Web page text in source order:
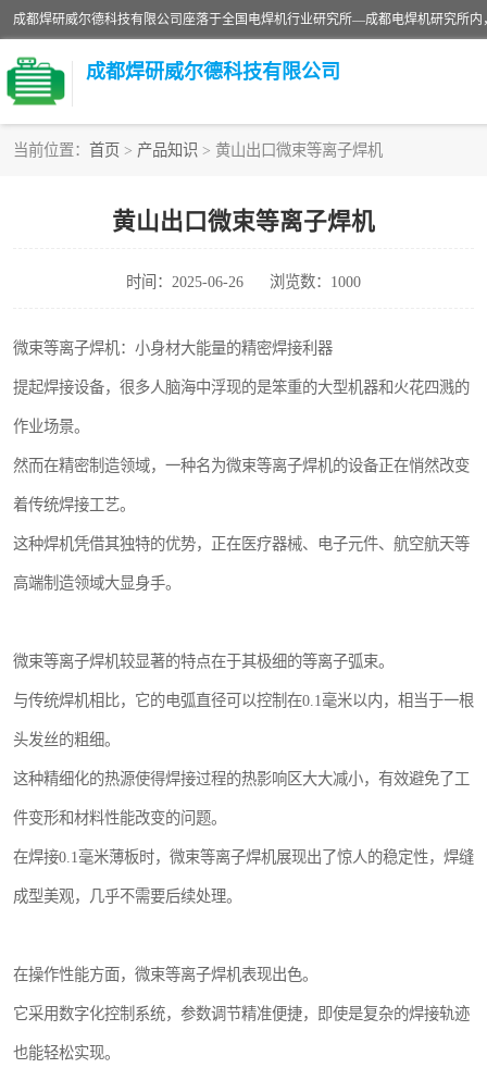
成都焊研威尔德科技有限公司
当前位置： 首页 > 产品知识 > 黄山出口微束等离子焊机
黄山出口微束等离子焊机
时间：2025-06-26 浏览数：1000
微束等离子焊机：小身材大能量的精密焊接利器
提起焊接设备，很多人脑海中浮现的是笨重的大型机器和火花四溅的
作业场景。
然而在精密制造领域，一种名为微束等离子焊机的设备正在悄然改变
着传统焊接工艺。
这种焊机凭借其独特的优势，正在医疗器械、电子元件、航空航天等
高端制造领域大显身手。
微束等离子焊机较显著的特点在于其极细的等离子弧束。
与传统焊机相比，它的电弧直径可以控制在0.1毫米以内，相当于一根
头发丝的粗细。
这种精细化的热源使得焊接过程的热影响区大大减小，有效避免了工
件变形和材料性能改变的问题。
在焊接0.1毫米薄板时，微束等离子焊机展现出了惊人的稳定性，焊缝
成型美观，几乎不需要后续处理。
在操作性能方面，微束等离子焊机表现出色。
它采用数字化控制系统，参数调节精准便捷，即使是复杂的焊接轨迹
也能轻松实现。
CO2气保焊机